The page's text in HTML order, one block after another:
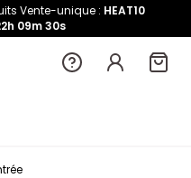
Vente-unique : HEAT10
09m 30s